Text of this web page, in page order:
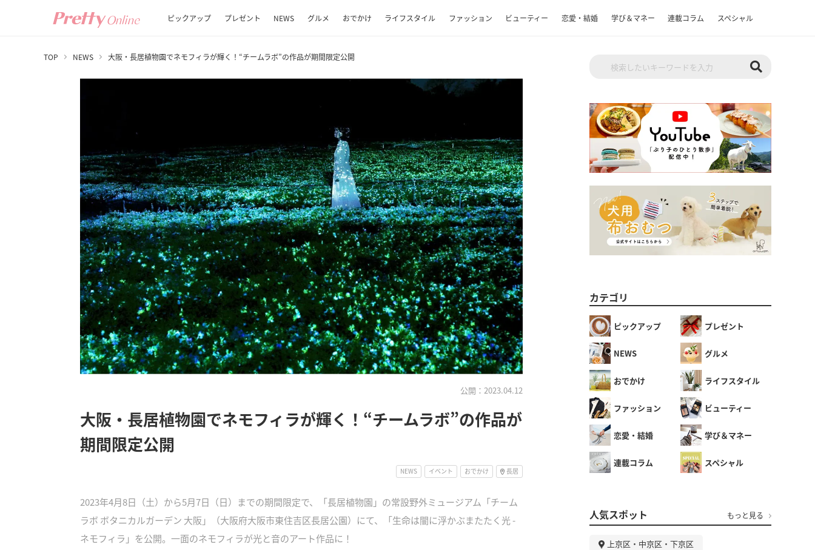
ピックアップ プレゼント NEWS グルメ おでかけ ライフスタイル ファッション ビューティー 恋愛・結婚 学び＆マネー 連載コラム スペシャル
TOP NEWS 大阪・長居植物園でネモフィラが輝く！“チームラボ”の作品が期間限定公開
公開：2023.04.12
大阪・長居植物園でネモフィラが輝く！“チームラボ”の作品が
期間限定公開
NEWS イベント おでかけ 長居
2023年4月8日（土）から5月7日（日）までの期間限定で、「長居植物園」の常設野外ミュージアム「チーム
ラボ ボタニカルガーデン 大阪」（大阪府大阪市東住吉区長居公園）にて、「生命は闇に浮かぶまたたく光 -
ネモフィラ」を公開。一面のネモフィラが光と音のアート作品に！
カテゴリ
ピックアップ プレゼント
NEWS グルメ
おでかけ ライフスタイル
ファッション ビューティー
恋愛・結婚 学び＆マネー
連載コラム スペシャル
人気スポット もっと見る
上京区・中京区・下京区